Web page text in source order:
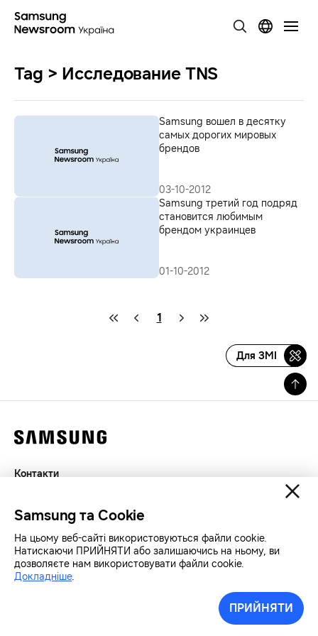
Tag > Исследование TNS
Samsung вошел в десятку
самых дорогих мировых
брендов
03-10-2012
Samsung третий год подряд
становится любимым
брендом украинцев
01-10-2012
1
Для ЗМІ
Контакти
Конфіденційність
SAMSUNG.COM
Авторські права© SAMSUNG Всі права захищенно.
Samsung та Cookie
На цьому веб-сайті використовуються файли cookie.
Натискаючи ПРИЙНЯТИ або залишаючись на ньому, ви
дозволяєте нам використовувати файли cookie.
Докладніше.
ПРИЙНЯТИ